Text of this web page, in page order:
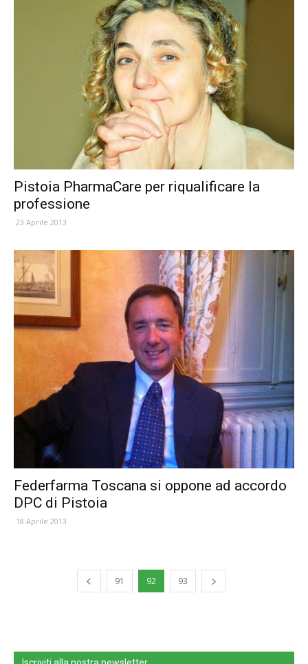
Pistoia PharmaCare per riqualificare la
professione
23 Aprile 2013
Federfarma Toscana si oppone ad accordo
DPC di Pistoia
18 Aprile 2013
91 92 93